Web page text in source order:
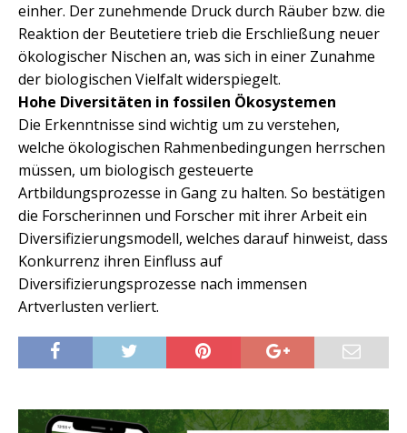
einher. Der zunehmende Druck durch Räuber bzw. die
Reaktion der Beutetiere trieb die Erschließung neuer
ökologischer Nischen an, was sich in einer Zunahme
der biologischen Vielfalt widerspiegelt.
Hohe Diversitäten in fossilen Ökosystemen
Die Erkenntnisse sind wichtig um zu verstehen,
welche ökologischen Rahmenbedingungen herrschen
müssen, um biologisch gesteuerte
Artbildungsprozesse in Gang zu halten. So bestätigen
die Forscherinnen und Forscher mit ihrer Arbeit ein
Diversifizierungsmodell, welches darauf hinweist, dass
Konkurrenz ihren Einfluss auf
Diversifizierungsprozesse nach immensen
Artverlusten verliert.